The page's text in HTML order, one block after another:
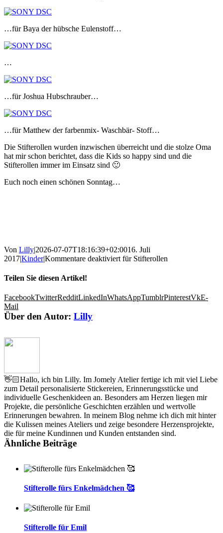
…für Baya der hübsche Eulenstoff…
…
…für Joshua Hubschrauber…
…für Matthew der farbenmix- Waschbär- Stoff…
Die Stifterollen wurden inzwischen überreicht und die stolze Oma
hat mir schon berichtet, dass die Kids so happy sind und die
Stifterollen immer im Einsatz sind 🙂
Euch noch einen schönen Sonntag…
Von Lilly|2026-07-07T18:16:39+02:0016. Juli
2017|Kinder|Kommentare deaktiviert für Stifterollen
Teilen Sie diesen Artikel!
FacebookTwitterRedditLinkedInWhatsAppTumblrPinterestVkE-
Mail
Über den Autor: Lilly
👋🏻Hallo, ich bin Lilly. Im Jomely Atelier fertige ich mit viel Liebe
zum Detail personalisierte Stickereien, Erinnerungsstücke und
individuelle Geschenkideen an. Besonders am Herzen liegen mir
Projekte, die persönliche Geschichten erzählen und wertvolle
Erinnerungen bewahren. In meinem Blog nehme ich dich mit hinter
die Kulissen meines Ateliers und zeige besondere Herzensprojekte,
die für meine Kundinnen und Kunden entstanden sind.
Ähnliche Beiträge
Stifterolle fürs Enkelmädchen 🥰
Stifterolle für Emil